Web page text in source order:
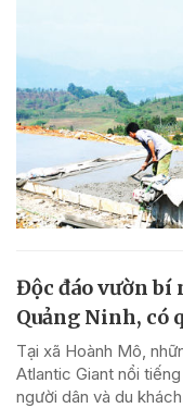
Độc đáo vườn bí
Quảng Ninh, có
Tại xã Hoành Mô,
Atlantic Giant nổi
người dân và du